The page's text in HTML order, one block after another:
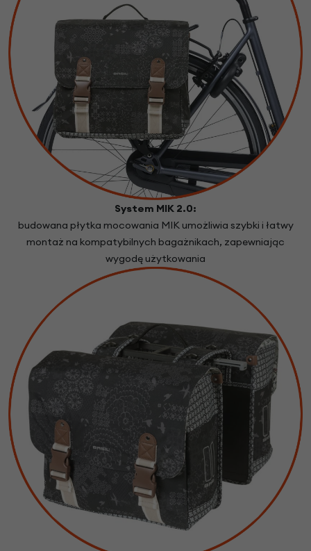
System MIK 2.0:
budowana płytka mocowania MIK umożliwia szybki i łatwy
montaż na kompatybilnych bagażnikach, zapewniając
wygodę użytkowania